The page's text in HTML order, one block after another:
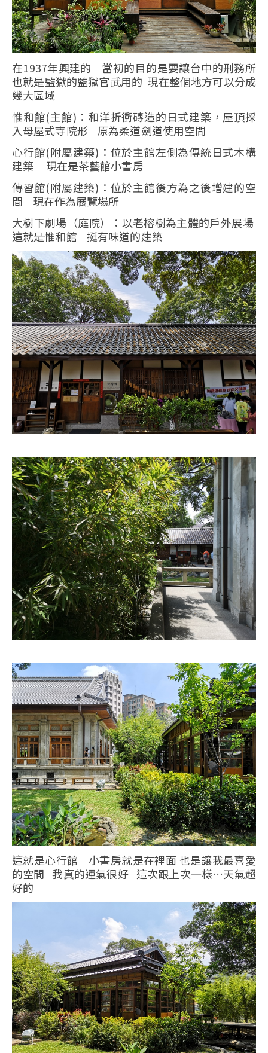
在1937年興建的 當初的目的是要讓台中的刑務所
也就是監獄的監獄官武用的 現在整個地方可以分成
幾大區域
惟和館(主館)：和洋折衝磚造的日式建築，屋頂採
入母屋式寺院形 原為柔道劍道使用空間
心行館(附屬建築)：位於主館左側為傳統日式木構
建築 現在是茶藝館小書房
傳習館(附屬建築)：位於主館後方為之後增建的空
間 現在作為展覽場所
大樹下劇場（庭院）：以老榕樹為主體的戶外展場
這就是惟和館 挺有味道的建築
這就是心行館 小書房就是在裡面 也是讓我最喜愛
的空間 我真的運氣很好 這次跟上次一樣…天氣超
好的